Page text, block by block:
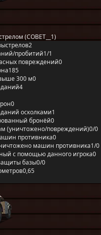
(COBET__1)
2
пробитий1/1
повреждений0
185
300 м0
4
0
осколками1
бронёй0
(уничтожено/повреждений)0/0
противника0
машин противника1/0
с помощью данного игрока0
базы0/0
0,65